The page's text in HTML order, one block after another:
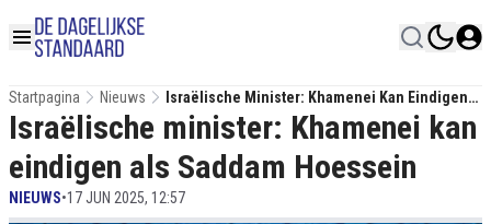
Startpagina Nieuws
Israëlische Minister: Khamenei Kan Eindigen
Als Saddam Hoessein
Israëlische minister: Khamenei kan
eindigen als Saddam Hoessein
NIEUWS•17 JUN 2025, 12:57